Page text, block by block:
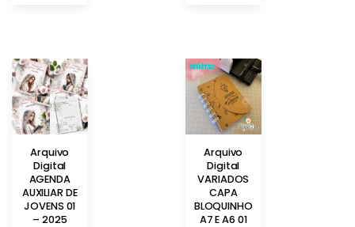
Arquivo
Digital
AGENDA
AUXILIAR DE
JOVENS 01
– 2025
Arquivo
Digital
VARIADOS
CAPA
BLOQUINHO
A7 E A6 01